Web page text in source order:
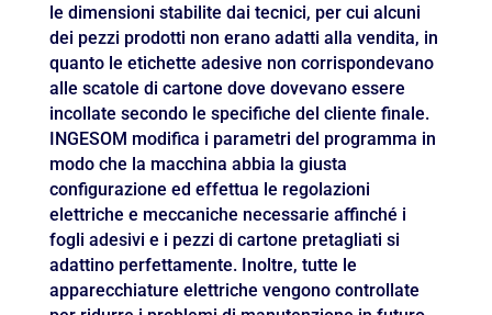
le dimensioni stabilite dai tecnici, per cui alcuni
dei pezzi prodotti non erano adatti alla vendita, in
quanto le etichette adesive non corrispondevano
alle scatole di cartone dove dovevano essere
incollate secondo le specifiche del cliente finale.
INGESOM modifica i parametri del programma in
modo che la macchina abbia la giusta
configurazione ed effettua le regolazioni
elettriche e meccaniche necessarie affinché i
fogli adesivi e i pezzi di cartone pretagliati si
adattino perfettamente. Inoltre, tutte le
apparecchiature elettriche vengono controllate